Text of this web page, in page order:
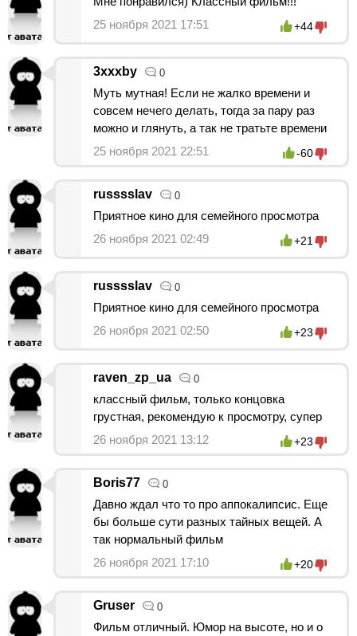
25 ноября 2021 17:51
+44
3xxxby 0
Муть мутная! Если не жалко времени и
совсем нечего делать, тогда за пару раз
можно и глянуть, а так не тратьте времени
25 ноября 2021 22:51
-60
russsslav 0
Приятное кино для семейного просмотра
26 ноября 2021 02:49
+21
russsslav 0
Приятное кино для семейного просмотра
26 ноября 2021 02:50
+23
raven_zp_ua 0
классный фильм, только концовка
грустная, рекомендую к просмотру, супер
26 ноября 2021 13:12
+23
Boris77 0
Давно ждал что то про аппокалипсис. Еще
бы больше сути разных тайных вещей. А
так нормальный фильм
26 ноября 2021 17:10
+20
Gruser 0
Фильм отличный. Юмор на высоте, но и о